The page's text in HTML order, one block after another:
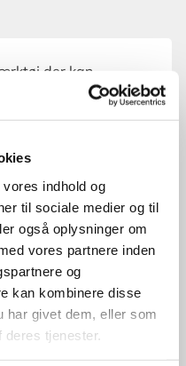
indhold og
til sociale medier og til
også oplysninger om
vores partnere inden
og
kan kombinere disse
har givet dem, eller som
tjenester.
der kan
på
værdien og
som du ønsker at
2035.
2035 er tale om
nye
og vi har derfor